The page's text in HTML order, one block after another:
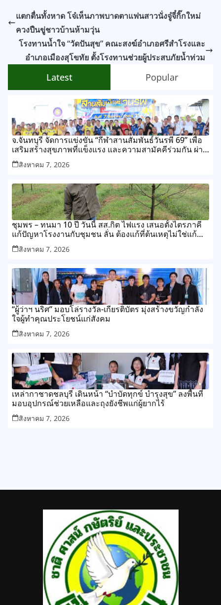
แตกตื่นทั้งหาด โจ๋เห็นภาพบาดตาแฟนสาวนั่งจู๋จี๋กิ๊กใหม่
ควงปืนขู่ชาวบ้านห้ามวุ่น
โรงทานน้ำใจ “วัดปันสุข” คณะสงฆ์อำเภอศรีสำโรงและ
อำเภอเมืองสุโขทัย ตั้งโรงทานช่วยผู้ประสบภัยน้ำท่วม
Latest Popular
จ.จันทบุรี จัดการแข่งขัน “กีฬาสานสัมพันธ์วันรพี 69” เพื่อ
เสริมสร้างสุขภาพที่แข็งแรง และความสามัคคีร่วมกัน ผ่าน
การแข่งขันกีฬาและกิจกรรมนันทนาการ
สิงหาคม 7, 2026
ชุมพร – ทนมา 10 ปี วันนี้ สส.กิต ไฟแรง เสนอตั้งไตรภาคี
แก้ปัญหาโรงงานกับชุมชน ลั่น ต้องแก้ที่ต้นเหตุไม่ใช่แก้
ปลายเหตุไม่รู้จบ
สิงหาคม 7, 2026
“ผู้ว่าฯ นริศ” มอบโล่รางวัล-เกียรติบัตร มุ่งสร้างขวัญกำลัง
ใจผู้ทำคุณประโยชน์แก่สังคม
สิงหาคม 7, 2026
เหล่ากาชาดชลบุรี เดินหน้า “บำบัดทุกข์ บำรุงสุข” ลงพื้นที่
มอบอุปกรณ์ช่วยเหลือและถุงยังชีพแก่ผู้ยากไร้
สิงหาคม 7, 2026